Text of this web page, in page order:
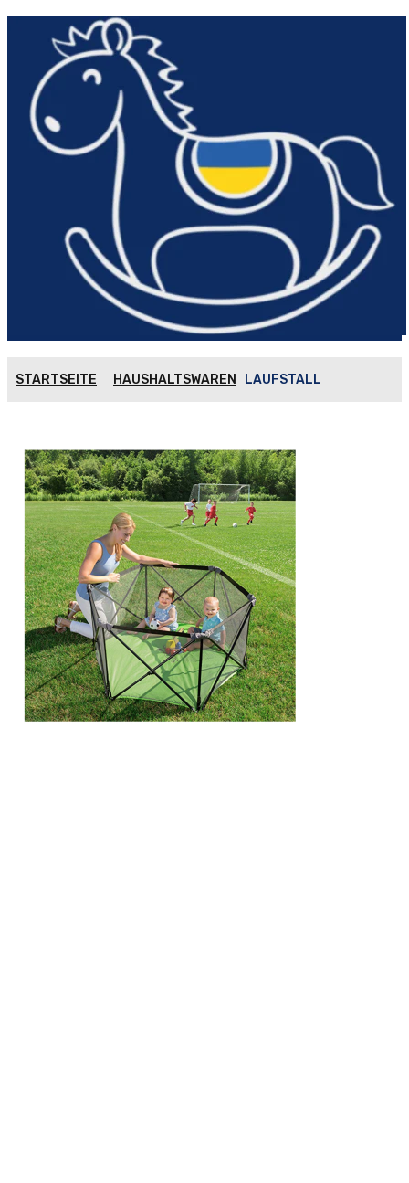
STARTSEITE HAUSHALTSWAREN LAUFSTALL